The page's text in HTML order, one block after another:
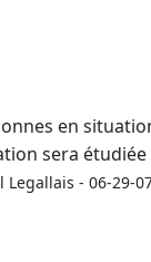
en
sera
Legallais - 06-29-